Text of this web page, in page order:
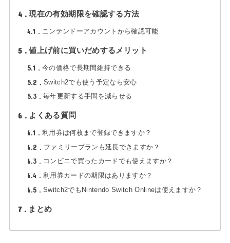
4 現在の有効期限を確認する方法
4.1 ニンテンドーアカウントから確認可能
5 値上げ前に買いだめするメリット
5.1 今の価格で長期間維持できる
5.2 Switch2でも使う予定なら安心
5.3 毎年更新する手間を減らせる
6 よくある質問
6.1 利用券は何枚まで登録できますか？
6.2 ファミリープランも延長できますか？
6.3 コンビニで買ったカードでも使えますか？
6.4 利用券カードの期限はありますか？
6.5 Switch2でもNintendo Switch Onlineは使えますか？
7 まとめ